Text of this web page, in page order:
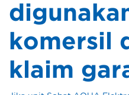
komersil
klaim